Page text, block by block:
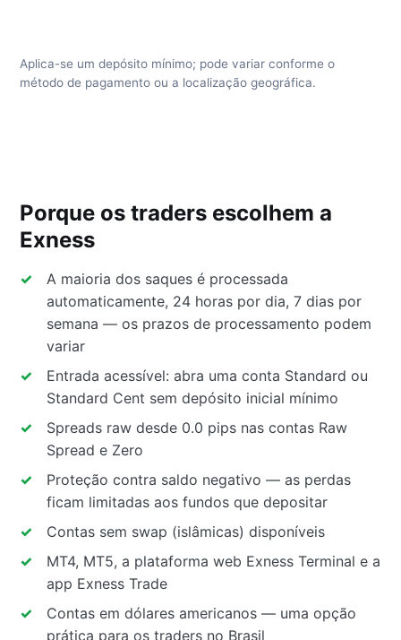
Aplica-se um depósito mínimo; pode variar conforme o
método de pagamento ou a localização geográfica.
Porque os traders escolhem a
Exness
A maioria dos saques é processada
automaticamente, 24 horas por dia, 7 dias por
semana — os prazos de processamento podem
variar
Entrada acessível: abra uma conta Standard ou
Standard Cent sem depósito inicial mínimo
Spreads raw desde 0.0 pips nas contas Raw
Spread e Zero
Proteção contra saldo negativo — as perdas
ficam limitadas aos fundos que depositar
Contas sem swap (islâmicas) disponíveis
MT4, MT5, a plataforma web Exness Terminal e a
app Exness Trade
Contas em dólares americanos — uma opção
prática para os traders no Brasil